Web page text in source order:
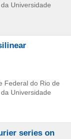
Universidade
Federal do Rio de
Universidade
series on